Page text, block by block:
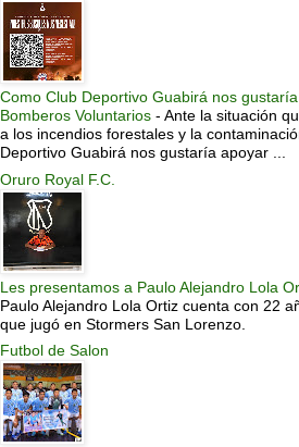
Como Club Deportivo Guabirá nos
Bomberos Voluntarios - Ante la situación
a los incendios forestales y la
Deportivo Guabirá nos gustaría apoyar ...
Oruro Royal F.C.
Les presentamos a Paulo Alejandro Lola
Paulo Alejandro Lola Ortiz cuenta con 22
que jugó en Stormers San Lorenzo.
Futbol de Salon